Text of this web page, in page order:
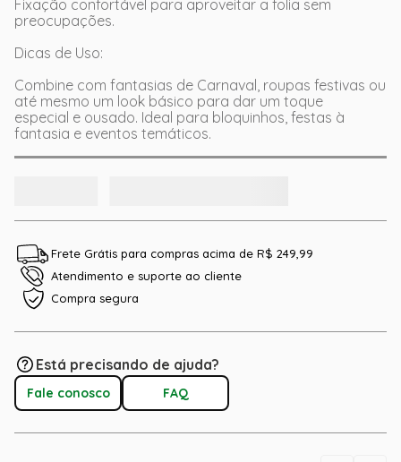
Fixação confortável para aproveitar a folia sem
preocupações.
Dicas de Uso:
Combine com fantasias de Carnaval, roupas festivas ou
até mesmo um look básico para dar um toque
especial e ousado. Ideal para bloquinhos, festas à
fantasia e eventos temáticos.
Frete Grátis para compras acima de R$ 249,99
Atendimento e suporte ao cliente
Compra segura
Está precisando de ajuda?
Fale conosco FAQ